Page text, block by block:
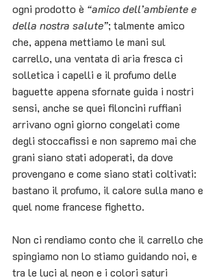
ogni prodotto è “amico dell’ambiente e
della nostra salute”; talmente amico
che, appena mettiamo le mani sul
carrello, una ventata di aria fresca ci
solletica i capelli e il profumo delle
baguette appena sfornate guida i nostri
sensi, anche se quei filoncini ruffiani
arrivano ogni giorno congelati come
degli stoccafissi e non sapremo mai che
grani siano stati adoperati, da dove
provengano e come siano stati coltivati:
bastano il profumo, il calore sulla mano e
quel nome francese fighetto.
Non ci rendiamo conto che il carrello che
spingiamo non lo stiamo guidando noi, e
tra le luci al neon e i colori saturi